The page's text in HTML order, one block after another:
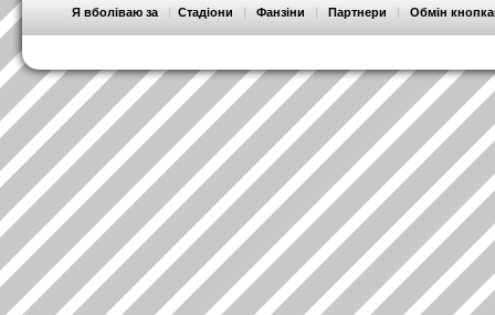
Я вболіваю за | Стадіони | Фанзіни | Партнери | Обмін